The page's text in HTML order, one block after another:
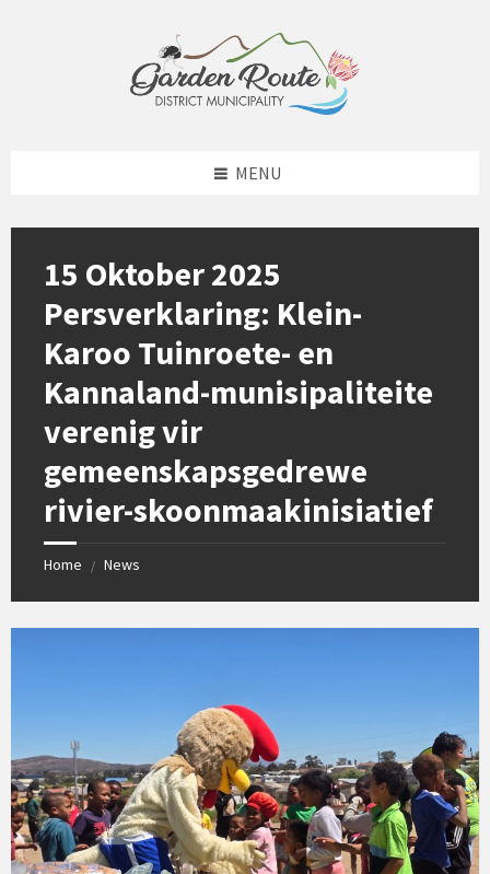
MENU
15 Oktober 2025
Persverklaring: Klein-
Karoo Tuinroete- en
Kannaland-munisipaliteite
verenig vir
gemeenskapsgedrewe
rivier-skoonmaakinisiatief
Home / News